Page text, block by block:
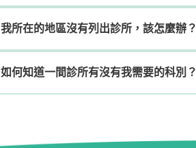
我所在的地區沒有列出診所，該怎麼辦？
如何知道一間診所有沒有我需要的科別？